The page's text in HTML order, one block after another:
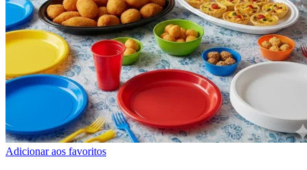
Adicionar aos favoritos